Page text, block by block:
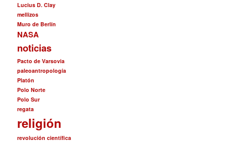
Lucius D. Clay
mellizos
Muro de Berlín
NASA
noticias
Pacto de Varsovia
paleoantropología
Platón
Polo Norte
Polo Sur
regata
religión
revolución científica